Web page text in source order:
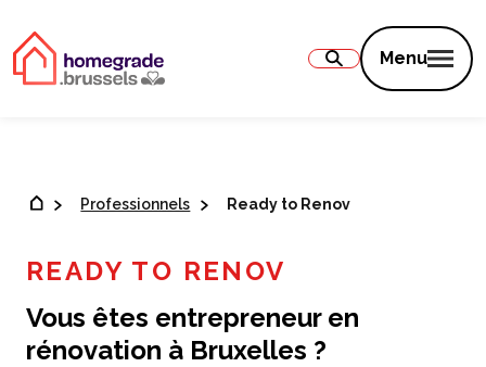
Menu
Professionnels Ready to Renov
READY TO RENOV
Vous êtes entrepreneur en
rénovation à Bruxelles ?